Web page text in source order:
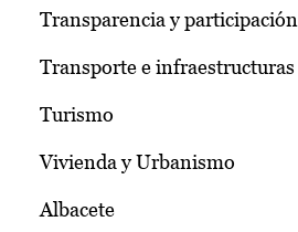
Transparencia y participación
Transporte e infraestructuras
Turismo
Vivienda y Urbanismo
Albacete